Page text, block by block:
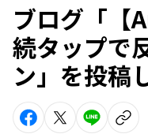
ブログ「【
続タップで
ン」を投稿